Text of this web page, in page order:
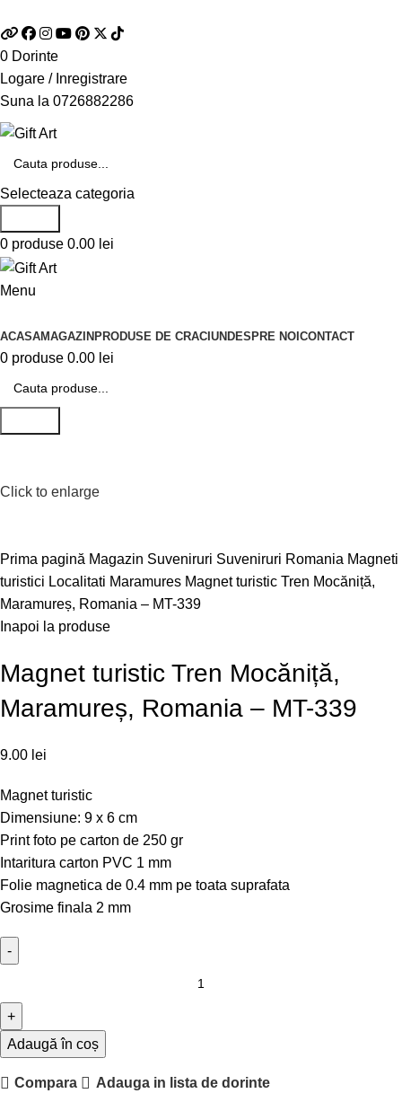
0 Dorinte
Logare / Inregistrare
Suna la 0726882286
Selecteaza categoria
0 produse 0.00 lei
Menu
ACASAMAGAZINPRODUSE DE CRACIUNDESPRE NOICONTACT
0 produse 0.00 lei
Click to enlarge
Prima pagină Magazin Suveniruri Suveniruri Romania Magneti
turistici Localitati Maramures Magnet turistic Tren Mocăniță,
Maramureș, Romania – MT-339
Inapoi la produse
Magnet turistic Tren Mocăniță,
Maramureș, Romania – MT-339
9.00 lei
Magnet turistic
Dimensiune: 9 x 6 cm
Print foto pe carton de 250 gr
Intaritura carton PVC 1 mm
Folie magnetica de 0.4 mm pe toata suprafata
Grosime finala 2 mm
Adaugă în coș
Compara Adauga in lista de dorinte